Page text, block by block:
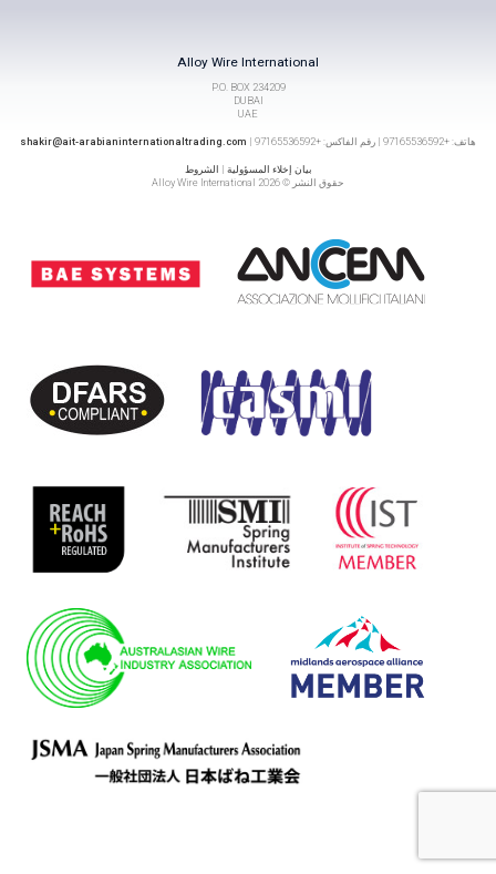
Alloy Wire International
P.O. BOX 234209
DUBAI
UAE
هاتف: +97165536592 | رقم الفاكس: +97165536592 | shakir@ait-arabianinternationaltrading.com
بيان إخلاء المسؤولية | الشروط
حقوق النشر © 2026 Alloy Wire International